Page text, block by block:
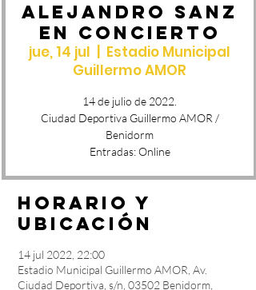
ALEJANDRO SANZ
EN CONCIERTO
jue, 14 jul
Estadio Municipal
Guillermo AMOR
14 de julio de 2022.
Ciudad Deportiva Guillermo AMOR /
Benidorm
Entradas: Online
Horario y
ubicación
14 jul 2022, 22:00
Estadio Municipal Guillermo AMOR, Av.
Ciudad Deportiva, s/n, 03502 Benidorm,